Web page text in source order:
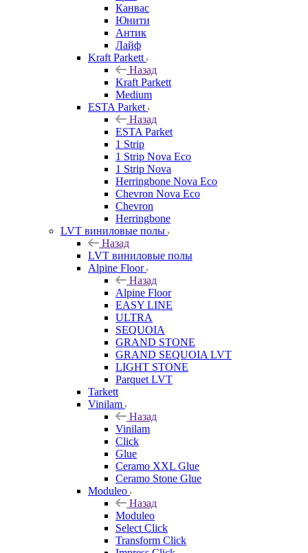
Канвас
Юнити
Антик
Лайф
Kraft Parkett
Назад
Kraft Parkett
Medium
ESTA Parket
Назад
ESTA Parket
1 Strip
1 Strip Nova Eco
1 Strip Nova
Herringbone Nova Eco
Chevron Nova Eco
Chevron
Herringbone
LVT виниловые полы
Назад
LVT виниловые полы
Alpine Floor
Назад
Alpine Floor
EASY LINE
ULTRA
SEQUOIA
GRAND STONE
GRAND SEQUOIA LVT
LIGHT STONE
Parquet LVT
Tarkett
Vinilam
Назад
Vinilam
Click
Glue
Ceramo XXL Glue
Ceramo Stone Glue
Moduleo
Назад
Moduleo
Select Click
Transform Click